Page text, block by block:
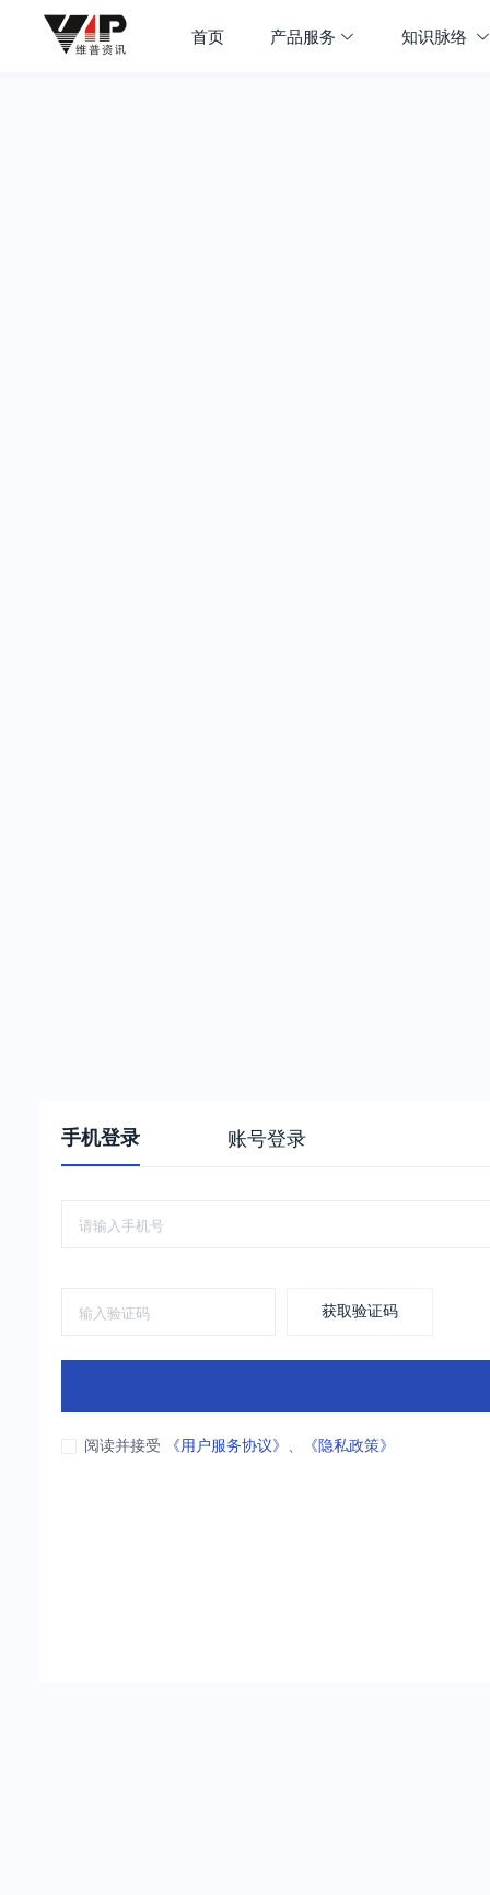
首页 产品服务 知识脉络
手机登录 账号登录
获取验证码
阅读并接受 《用户服务协议》 、 《隐私政策》